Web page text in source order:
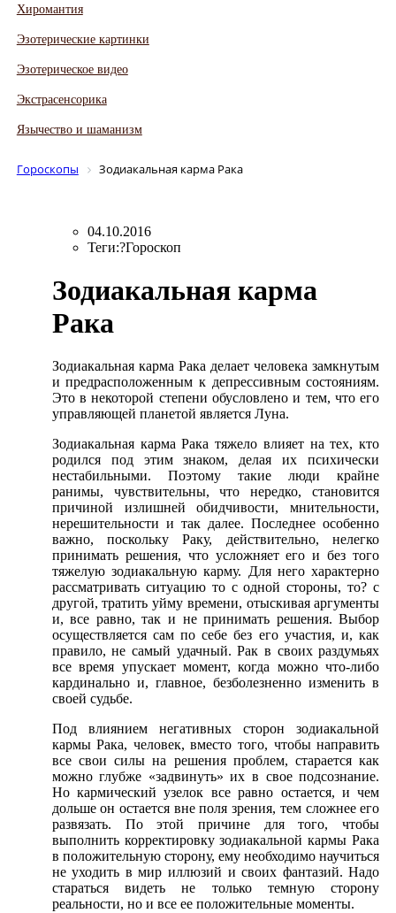
Хиромантия
Эзотерические картинки
Эзотерическое видео
Экстрасенсорика
Язычество и шаманизм
Гороскопы Зодиакальная карма Рака
04.10.2016
Теги:?Гороскоп
Зодиакальная карма
Рака
Зодиакальная карма Рака делает человека замкнутым
и предрасположенным к депрессивным состояниям.
Это в некоторой степени обусловлено и тем, что его
управляющей планетой является Луна.
Зодиакальная карма Рака тяжело влияет на тех, кто
родился под этим знаком, делая их психически
нестабильными. Поэтому такие люди крайне
ранимы, чувствительны, что нередко, становится
причиной излишней обидчивости, мнительности,
нерешительности и так далее. Последнее особенно
важно, поскольку Раку, действительно, нелегко
принимать решения, что усложняет его и без того
тяжелую зодиакальную карму. Для него характерно
рассматривать ситуацию то с одной стороны, то? с
другой, тратить уйму времени, отыскивая аргументы
и, все равно, так и не принимать решения. Выбор
осуществляется сам по себе без его участия, и, как
правило, не самый удачный. Рак в своих раздумьях
все время упускает момент, когда можно что-либо
кардинально и, главное, безболезненно изменить в
своей судьбе.
Под влиянием негативных сторон зодиакальной
кармы Рака, человек, вместо того, чтобы направить
все свои силы на решения проблем, старается как
можно глубже «задвинуть» их в свое подсознание.
Но кармический узелок все равно остается, и чем
дольше он остается вне поля зрения, тем сложнее его
развязать. По этой причине для того, чтобы
выполнить корректировку зодиакальной кармы Рака
в положительную сторону, ему необходимо научиться
не уходить в мир иллюзий и своих фантазий. Надо
стараться видеть не только темную сторону
реальности, но и все ее положительные моменты.